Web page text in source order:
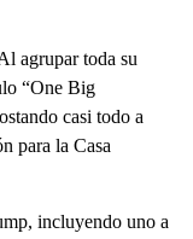
agrupar toda su
“One Big
casi todo a
para la Casa
incluyendo uno a